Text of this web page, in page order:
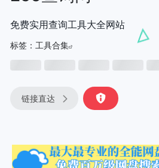
免费实用查询工具大全网站
标签： 工具合集
链接直达